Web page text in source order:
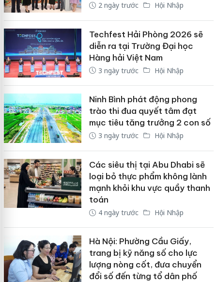
2 ngày trước Hội Nhập
Techfest Hải Phòng 2026 sẽ
diễn ra tại Trường Đại học
Hàng hải Việt Nam
3 ngày trước Hội Nhập
Ninh Bình phát động phong
trào thi đua quyết tâm đạt
mục tiêu tăng trưởng 2 con số
3 ngày trước Hội Nhập
Các siêu thị tại Abu Dhabi sẽ
loại bỏ thực phẩm không lành
mạnh khỏi khu vực quầy thanh
toán
4 ngày trước Hội Nhập
Hà Nội: Phường Cầu Giấy,
trang bị kỹ năng số cho lực
lượng nòng cốt, đưa chuyển
đổi số đến từng tổ dân phố